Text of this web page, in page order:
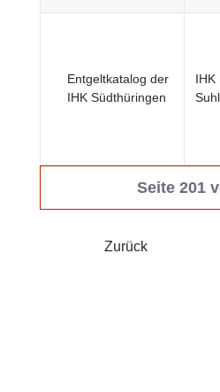
Entgeltkatalog der
IHK Südthüringen
IHK
Suhl
Seite 201
Zurück